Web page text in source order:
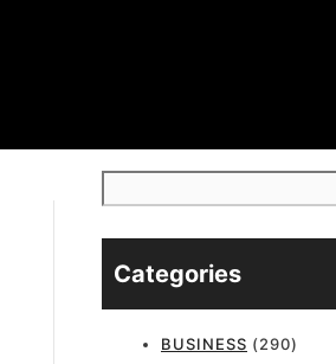
Categories
BUSINESS (290)